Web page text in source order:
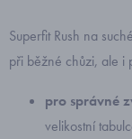
Superfit Rush na
při běžné chůzi, ale i
pro správné
velikostní